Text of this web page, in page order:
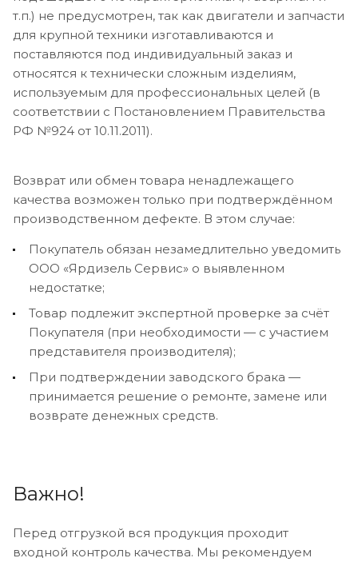
т.п.) не предусмотрен, так как двигатели и запчасти
для крупной техники изготавливаются и
поставляются под индивидуальный заказ и
относятся к технически сложным изделиям,
используемым для профессиональных целей (в
соответствии с Постановлением Правительства
РФ №924 от 10.11.2011).
Возврат или обмен товара ненадлежащего
качества возможен только при подтверждённом
производственном дефекте. В этом случае:
Покупатель обязан незамедлительно уведомить
ООО «Ярдизель Сервис» о выявленном
недостатке;
Товар подлежит экспертной проверке за счёт
Покупателя (при необходимости — с участием
представителя производителя);
При подтверждении заводского брака —
принимается решение о ремонте, замене или
возврате денежных средств.
Важно!
Перед отгрузкой вся продукция проходит
входной контроль качества. Мы рекомендуем